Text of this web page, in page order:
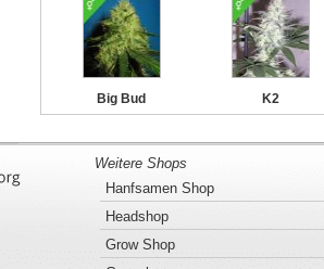
Big Bud K2
Weitere Shops
Hanfsamen Shop
Headshop
Grow Shop